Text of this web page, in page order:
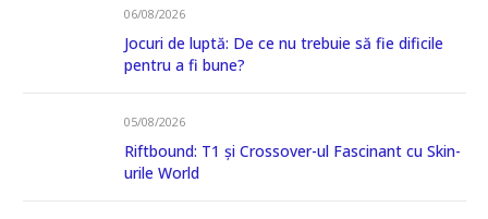
06/08/2026
Jocuri de luptă: De ce nu trebuie să fie dificile
pentru a fi bune?
05/08/2026
Riftbound: T1 și Crossover-ul Fascinant cu Skin-
urile World